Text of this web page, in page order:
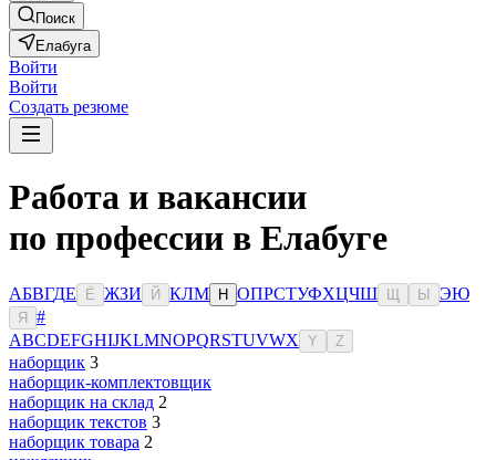
Поиск
Елабуга
Войти
Войти
Создать резюме
Работа и вакансии
по профессии в Елабуге
АБВГДЕ Ё ЖЗИ Й КЛМ Н ОПРСТУФХЦЧШ Ы ЭЮ
Я
#
ABCDEFGHIJKLMNOPQRSTUVWX Y Z
наборщик 3
наборщик-комплектовщик
наборщик на склад 2
наборщик текстов 3
наборщик товара 2